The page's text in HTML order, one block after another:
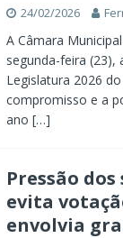
24/02/2026
A Câmara
segunda-feira (23),
Legislatura 2026
compromisso e a
ano […]
Pressão
evita
envolvia